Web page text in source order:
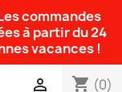
commandes
à partir du 24
vacances !
shopping_cart (0)
